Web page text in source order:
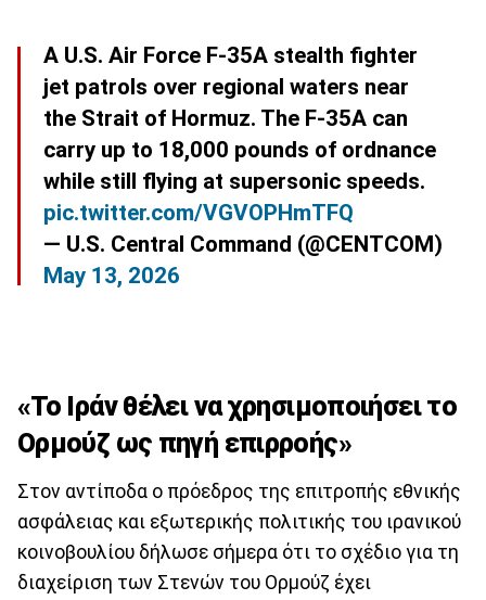
A U.S. Air Force F-35A stealth fighter
jet patrols over regional waters near
the Strait of Hormuz. The F-35A can
carry up to 18,000 pounds of ordnance
while still flying at supersonic speeds.
pic.twitter.com/VGVOPHmTFQ
— U.S. Central Command (@CENTCOM)
May 13, 2026
«Το Ιράν θέλει να χρησιμοποιήσει το
Ορμούζ ως πηγή επιρροής»
Στον αντίποδα ο πρόεδρος της επιτροπής εθνικής
ασφάλειας και εξωτερικής πολιτικής του ιρανικού
κοινοβουλίου δήλωσε σήμερα ότι το σχέδιο για τη
διαχείριση των Στενών του Ορμούζ έχει